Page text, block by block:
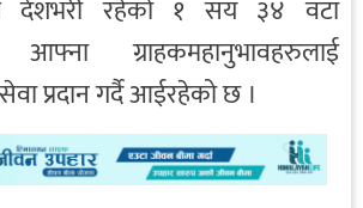
देशभरी रहेको १ सय ३४ वटा
आफ्ना ग्राहकमहानुभावहरुलाई
प्रदान गर्दै आईरहेको छ ।